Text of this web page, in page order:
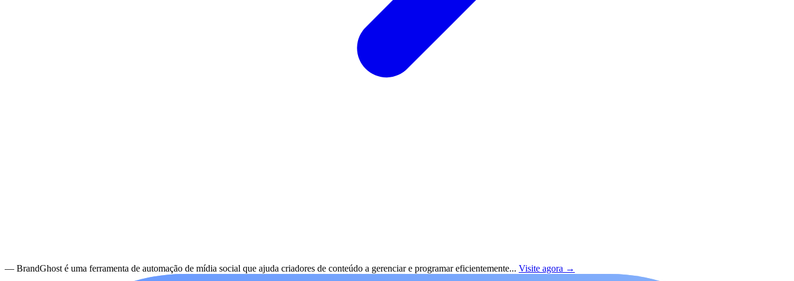
— BrandGhost é uma ferramenta de automação de mídia social que ajuda criadores de conteúdo a gerenciar e programar eficientemente... Visite agora →